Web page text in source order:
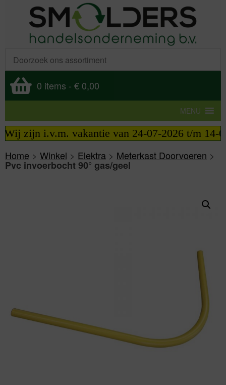
0 items - € 0,00
MENU
zijn i.v.m. vakantie van 24-07-2026 t/m 14-
Home > Winkel > Elektra > Meterkast Doorvoeren >
Pvc invoerbocht 90° gas/geel